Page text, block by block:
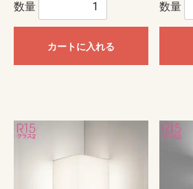
数量
カートに入れる
数量